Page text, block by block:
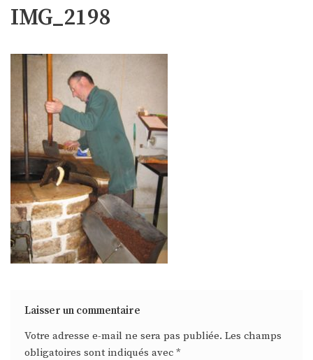
IMG_2198
Laisser un commentaire
Votre adresse e-mail ne sera pas publiée. Les champs
obligatoires sont indiqués avec *